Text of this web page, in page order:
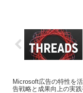
Microsoft広告の特性を
告戦略と成果向上の実